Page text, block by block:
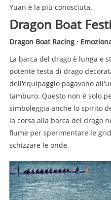
Yuan è la più conosciuta.
Dragon Boat
Dragon Boat Racing ·
La barca del drago è lunga e
potente testa di drago
dell'equipaggio pagavano
tamburo. Questo non è solo
simboleggia anche lo spirito
la corsa alla barca del drago
fiume per sperimentare le
schizzare le onde.